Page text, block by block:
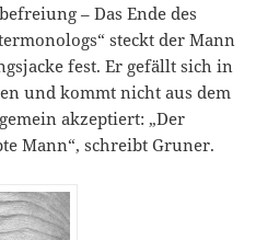
– Das Ende des
steckt der Mann
fest. Er gefällt sich in
und kommt nicht aus dem
akzeptiert: „Der
Mann“, schreibt Gruner.